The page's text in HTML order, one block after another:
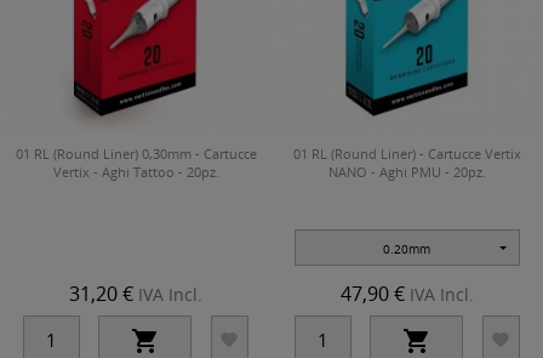
01 RL (Round Liner) 0,30mm - Cartucce
Vertix - Aghi Tattoo - 20pz.
31,20 € IVA Incl.
 
01 RL (Round Liner) - Cartucce Vertix
NANO - Aghi PMU - 20pz.
0.20mm
47,90 € IVA Incl.
 